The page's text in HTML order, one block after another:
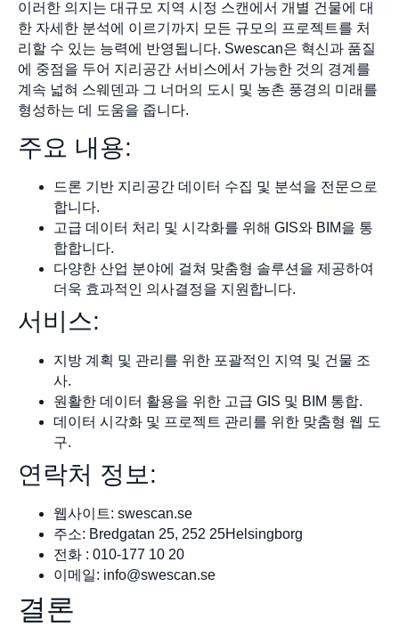
이러한 의지는 대규모 지역 시정 스캔에서 개별 건물에 대
한 자세한 분석에 이르기까지 모든 규모의 프로젝트를 처
리할 수 있는 능력에 반영됩니다. Swescan은 혁신과 품질
에 중점을 두어 지리공간 서비스에서 가능한 것의 경계를
계속 넓혀 스웨덴과 그 너머의 도시 및 농촌 풍경의 미래를
형성하는 데 도움을 줍니다.
주요 내용:
드론 기반 지리공간 데이터 수집 및 분석을 전문으로
합니다.
고급 데이터 처리 및 시각화를 위해 GIS와 BIM을 통
합합니다.
다양한 산업 분야에 걸쳐 맞춤형 솔루션을 제공하여
더욱 효과적인 의사결정을 지원합니다.
서비스:
지방 계획 및 관리를 위한 포괄적인 지역 및 건물 조
사.
원활한 데이터 활용을 위한 고급 GIS 및 BIM 통합.
데이터 시각화 및 프로젝트 관리를 위한 맞춤형 웹 도
구.
연락처 정보:
웹사이트: swescan.se
주소: Bredgatan 25, 252 25Helsingborg
전화 : 010-177 10 20
이메일: info@swescan.se
결론